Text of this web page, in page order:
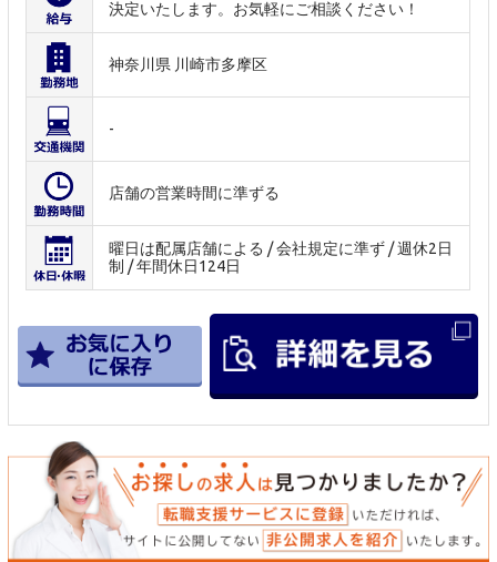
決定いたします。お気軽にご相談ください！
神奈川県 川崎市多摩区
-
店舗の営業時間に準ずる
曜日は配属店舗による / 会社規定に準ず / 週休2日
制 / 年間休日124日